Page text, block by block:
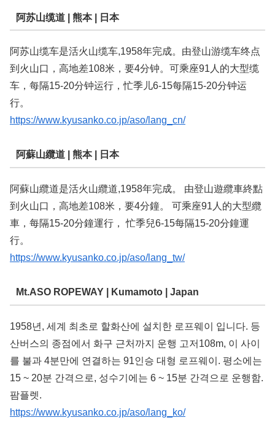
阿苏山缆道 | 熊本 | 日本
阿苏山缆车是活火山缆车,1958年完成。由登山游缆车终点
到火山口，高地差108米，要4分钟。可乘座91人的大型缆
车，每隔15-20分钟运行，忙季儿6-15每隔15-20分钟运
行。
https://www.kyusanko.co.jp/aso/lang_cn/
阿蘇山纜道 | 熊本 | 日本
阿蘇山纜道是活火山纜道,1958年完成。 由登山遊纜車終點
到火山口，高地差108米，要4分鐘。 可乘座91人的大型纜
車，每隔15-20分鐘運行， 忙季兒6-15每隔15-20分鐘運
行。
https://www.kyusanko.co.jp/aso/lang_tw/
Mt.ASO ROPEWAY | Kumamoto | Japan
1958년, 세계 최초로 할화산에 설치한 로프웨이 입니다. 등
산버스의 종점에서 화구 근처까지 운행 고저108m, 이 사이
를 불과 4분만에 연결하는 91인승 대형 로프웨이. 평소에는
15 ~ 20분 간격으로, 성수기에는 6 ~ 15분 간격으로 운행함.
팜플렛.
https://www.kyusanko.co.jp/aso/lang_ko/